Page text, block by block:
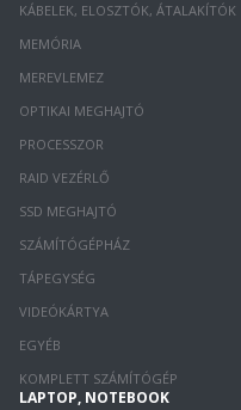
KÁBELEK, ELOSZTÓK, ÁTALAKÍTÓK
MEMÓRIA
MEREVLEMEZ
OPTIKAI MEGHAJTÓ
PROCESSZOR
RAID VEZÉRLŐ
SSD MEGHAJTÓ
SZÁMÍTÓGÉPHÁZ
TÁPEGYSÉG
VIDEÓKÁRTYA
EGYÉB
KOMPLETT SZÁMÍTÓGÉP
LAPTOP, NOTEBOOK